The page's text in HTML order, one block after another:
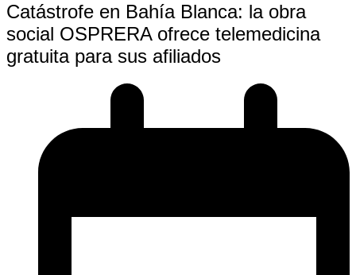
Catástrofe en Bahía Blanca: la obra
social OSPRERA ofrece telemedicina
gratuita para sus afiliados